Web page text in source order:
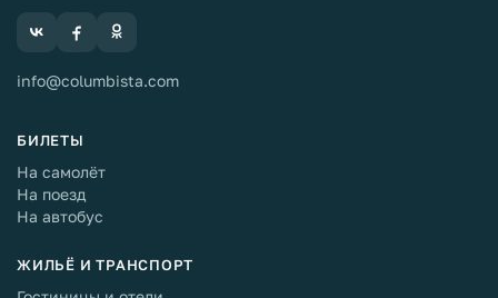
info@columbista.com
БИЛЕТЫ
На самолёт
На поезд
На автобус
ЖИЛЬЁ И ТРАНСПОРТ